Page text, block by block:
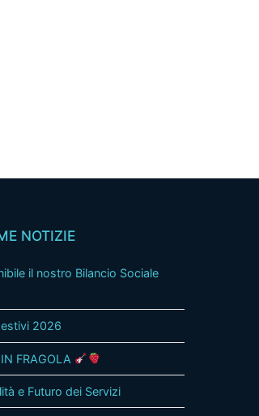
NOTIZIE
il nostro Bilancio Sociale
2026
FRAGOLA
e Futuro dei Servizi